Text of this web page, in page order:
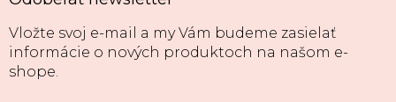
Vložte svoj e-mail a my Vám budeme zasielať
informácie o nových produktoch na našom e-
shope.